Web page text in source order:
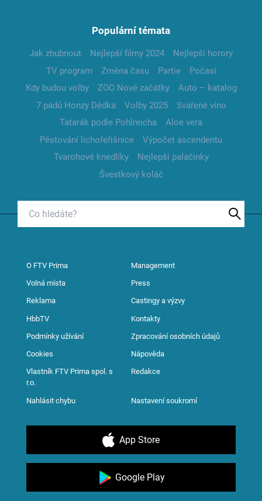
Populární témata
Jak zhubnout Nejlepší filmy 2024
Nejlepší horory
TV program
Změna času Partie
Počasí
Kdy budou volby
ZOO Nové začátky
Auto – katalog
7 pádů Honzy Dědka
Volby 2025
Svařené víno
Tatarák podle Pohlreicha
Aloe vera
Pěstování lichořeřišnice
Výpočet ascendentu
Tvarohové knedlíky
Nejlepší palačinky
Švestkový koláč
O FTV Prima Management
Volná místa Press
Reklama Castingy a výzvy
HbbTV Kontakty
Podmínky užívání Zpracování osobních údajů
Cookies Nápověda
Vlastník FTV Prima spol. s
r.o.
Redakce
Nahlásit chybu Nastavení soukromí
App Store
Google Play